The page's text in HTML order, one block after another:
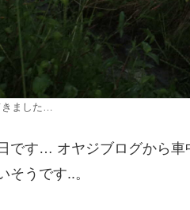
きました…
です… オヤジブログから車
そうです..。